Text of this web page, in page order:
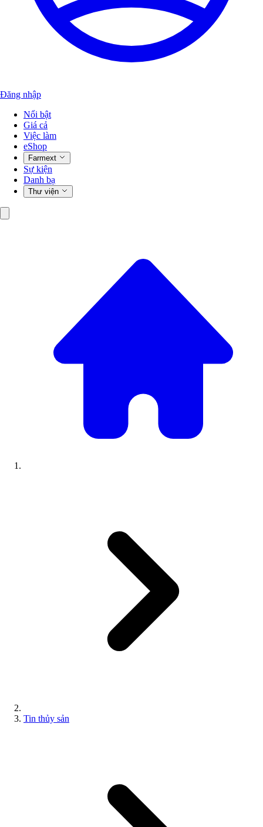
Đăng nhập
Nổi bật
Giá cả
Việc làm
eShop
Farmext
Sự kiện
Danh bạ
Thư viện
Tin thủy sản